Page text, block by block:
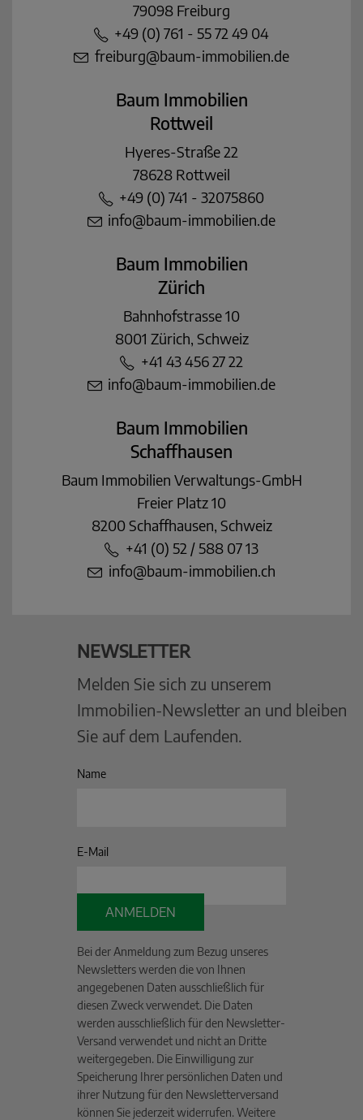
79098 Freiburg
+49 (0) 761 - 55 72 49 04
freiburg@baum-immobilien.de
Baum Immobilien
Rottweil
Hyeres-Straße 22
78628 Rottweil
+49 (0) 741 - 32075860
info@baum-immobilien.de
Baum Immobilien
Zürich
Bahnhofstrasse 10
8001 Zürich, Schweiz
+41 43 456 27 22
info@baum-immobilien.de
Baum Immobilien
Schaffhausen
Baum Immobilien Verwaltungs-GmbH
Freier Platz 10
8200 Schaffhausen, Schweiz
+41 (0) 52 / 588 07 13
info@baum-immobilien.ch
NEWSLETTER
Melden Sie sich zu unserem
Immobilien-Newsletter an und bleiben
Sie auf dem Laufenden.
Name
E-Mail
ANMELDEN
Bei der Anmeldung zum Bezug unseres
Newsletters werden die von Ihnen
angegebenen Daten ausschließlich für
diesen Zweck verwendet. Die Daten
werden ausschließlich für den Newsletter-
Versand verwendet und nicht an Dritte
weitergegeben. Die Einwilligung zur
Speicherung Ihrer persönlichen Daten und
ihrer Nutzung für den Newsletterversand
können Sie jederzeit widerrufen. Weitere